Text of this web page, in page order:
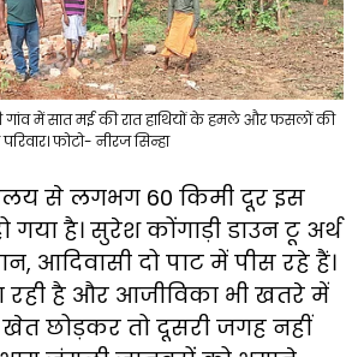
में सात मई की रात हाथियों के हमले और फसलों की
फोटो- नीरज सिन्हा
से लगभग 60 किमी दूर इस
है। सुरेश कोंगाड़ी डाउन टू अर्थ
आदिवासी दो पाट में पीस रहे हैं।
रही है और आजीविका भी खतरे में
खेत छोड़कर तो दूसरी जगह नहीं